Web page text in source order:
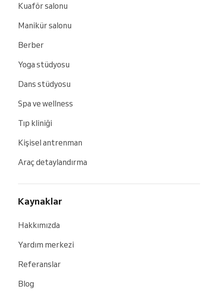
Kuaför salonu
Manikür salonu
Berber
Yoga stüdyosu
Dans stüdyosu
Spa ve wellness
Tıp kliniği
Kişisel antrenman
Araç detaylandırma
Kaynaklar
Hakkımızda
Yardım merkezi
Referanslar
Blog